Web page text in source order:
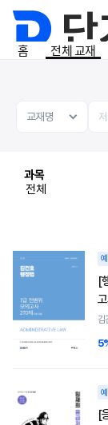
홈 전체 교재
과목
전체
[
김
[